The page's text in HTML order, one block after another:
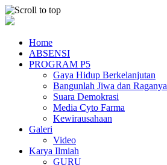
Home
ABSENSI
PROGRAM P5
Gaya Hidup Berkelanjutan
Bangunlah Jiwa dan Raganya
Suara Demokrasi
Media Cyto Farma
Kewirausahaan
Galeri
Video
Karya Ilmiah
GURU